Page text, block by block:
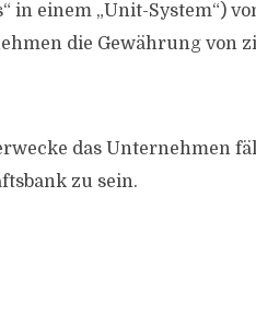
in einem „Unit-System“)
die Gewährung von
das Unternehmen
zu sein.